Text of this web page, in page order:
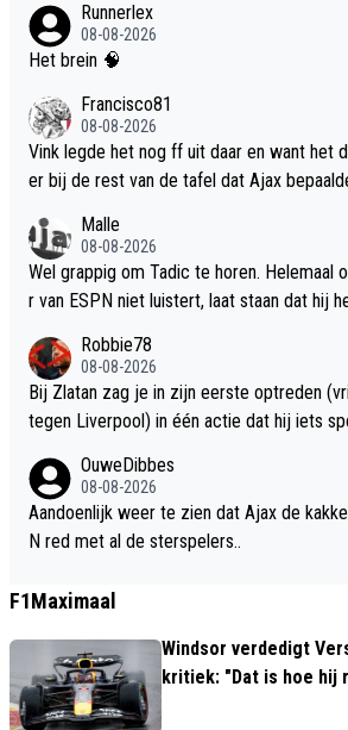
Runnerlex
08-08-2026
Het brein 🧠
Francisco81
08-08-2026
Vink legde het nog ff uit daar en want het doet blijkbaar nu
er bij de rest van de tafel dat Ajax
Mario Been 😂.
Malle
08-08-2026
Wel grappig om Tadic te horen. Helemaal
r van ESPN niet luistert, laat staan dat hij
tleggen… Gelukkig hoef je aan de
to’tje van een tractor te laten zien om ze
Robbie78
08-08-2026
Bij Zlatan zag je in zijn eerste optreden
tegen Liverpool) in één actie dat hij iets
pen van klasse, dus dat zal met de tijd ook
OuweDibbes
08-08-2026
Aandoenlijk weer te zien dat Ajax de
N red met al de sterspelers..
F1Maximaal
Windsor verdedigt
kritiek: "Dat is hoe hij